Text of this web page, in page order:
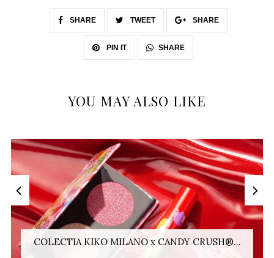
SHARE TWEET SHARE
PIN IT SHARE
YOU MAY ALSO LIKE
COLECTIA KIKO MILANO x CANDY CRUSH®...